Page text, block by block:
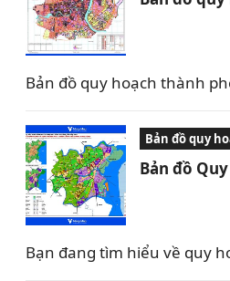
Bản đồ quy hoạch thành
Bản đồ quy
Bản đồ
Bạn đang tìm hiểu về quy